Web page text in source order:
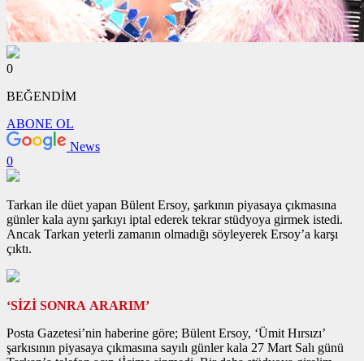
0
BEĞENDİM
ABONE OL
News
0
Tarkan ile düet yapan Bülent Ersoy, şarkının piyasaya çıkmasına
günler kala aynı şarkıyı iptal ederek tekrar stüdyoya girmek istedi.
Ancak Tarkan yeterli zamanın olmadığı söyleyerek Ersoy’a karşı
çıktı.
‘SİZİ SONRA ARARIM’
Posta Gazetesi’nin haberine göre; Bülent Ersoy, ‘Ümit Hırsızı’
şarkısının piyasaya çıkmasına sayılı günler kala 27 Mart Salı günü